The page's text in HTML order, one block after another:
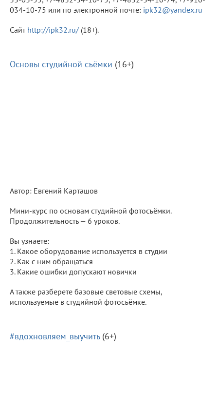
034-10-75 или по электронной почте: ipk32@yandex.ru
Сайт http://ipk32.ru/ (18+).
Основы студийной съёмки (16+)
Автор: Евгений Карташов
Мини-курс по основам студийной фотосъёмки.
Продолжительность — 6 уроков.
Вы узнаете:
1. Какое оборудование используется в студии
2. Как с ним обращаться
3. Какие ошибки допускают новички
А также разберете базовые световые схемы,
используемые в студийной фотосъёмке.
#вдохновляем_выучить (6+)